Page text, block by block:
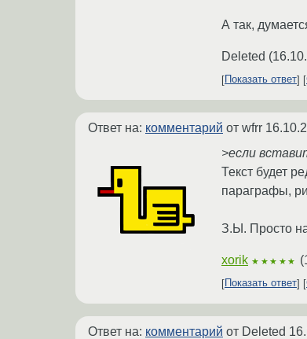
А так,
Deleted (
Показать ответ
Ответ на: комментарий от wfrr
>если
Текст будет
параграфы,
З.Ы. Просто на
xorik ★★★★★ (
Показать ответ
Ответ на: комментарий от Deleted